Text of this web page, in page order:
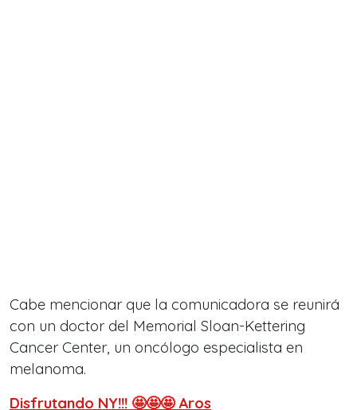
Cabe mencionar que la comunicadora se reunirá
con un doctor del Memorial Sloan-Kettering
Cancer Center, un oncólogo especialista en
melanoma.
Disfrutando NY!!! 🤩🤩🤩 Aros